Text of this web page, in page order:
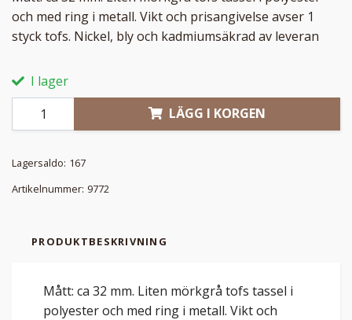
och med ring i metall. Vikt och prisangivelse avser 1
styck tofs. Nickel, bly och kadmiumsäkrad av leveran
I lager
LÄGG I KORGEN
Lagersaldo: 167
Artikelnummer: 9772
PRODUKTBESKRIVNING
Mått: ca 32 mm. Liten mörkgrå tofs tassel i
polyester och med ring i metall. Vikt och